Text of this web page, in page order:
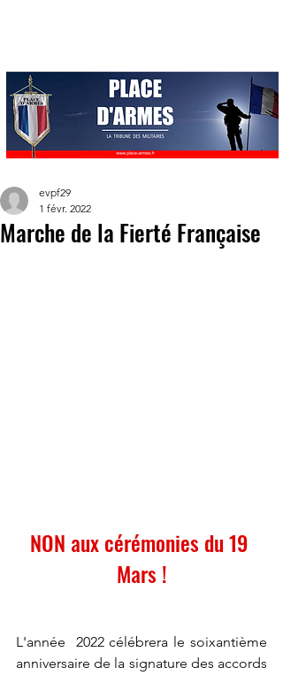
Marche de la Fierté Française
evpf29
1 févr. 2022
NON aux cérémonies du 19
Mars !
L'année  2022 célébrera le soixantième
anniversaire de la signature des accords